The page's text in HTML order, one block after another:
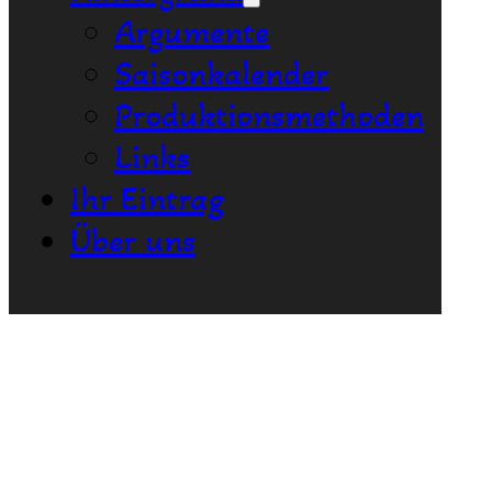
Argumente
Saisonkalender
Produktionsmethoden
Links
Ihr Eintrag
Über uns